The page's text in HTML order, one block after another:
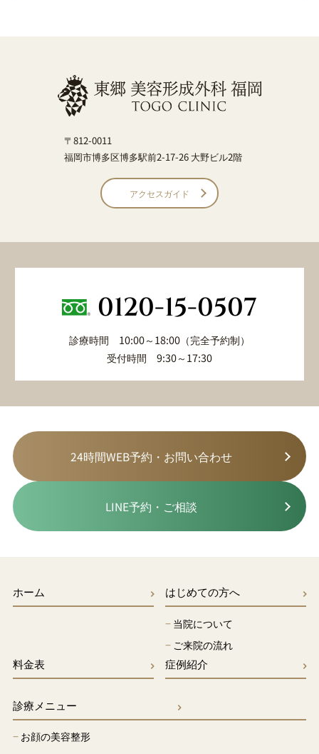
〒812-0011
福岡市博多区博多駅前2-17-26 大野ビル2階
アクセスガイド
0120-15-0507
診療時間 10:00～18:00（完全予約制）
受付時間 9:30～17:30
24時間WEB予約・お問い合わせ
LINE予約・ご相談
ホーム はじめての方へ
−当院について
− ご来院の流れ
料金表
症例紹介
診療メニュー
−お顔の美容整形